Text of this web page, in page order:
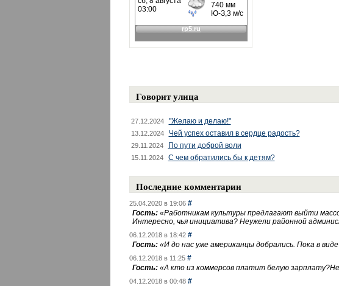
Говорит улица
27.12.2024 "Желаю и делаю!"
13.12.2024 Чей успех оставил в сердце радость?
29.11.2024 По пути доброй воли
15.11.2024 С чем обратились бы к детям?
Последние комментарии
25.04.2020 в 19:06 #
Гость: «Работникам культуры предлагают выйти
Интересно, чья инициатива? Неужели районной
06.12.2018 в 18:42 #
Гость: «И до нас уже американцы добрались. Пока в виде
06.12.2018 в 11:25 #
Гость: «А кто из коммерсов платит белую
04.12.2018 в 00:48 #